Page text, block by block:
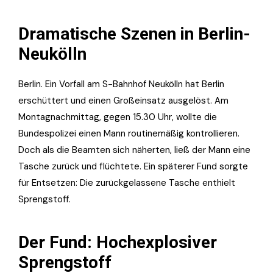
Dramatische Szenen in Berlin-
Neukölln
Berlin. Ein Vorfall am S-Bahnhof Neukölln hat Berlin
erschüttert und einen Großeinsatz ausgelöst. Am
Montagnachmittag, gegen 15.30 Uhr, wollte die
Bundespolizei einen Mann routinemäßig kontrollieren.
Doch als die Beamten sich näherten, ließ der Mann eine
Tasche zurück und flüchtete. Ein späterer Fund sorgte
für Entsetzen: Die zurückgelassene Tasche enthielt
Sprengstoff.
Der Fund: Hochexplosiver
Sprengstoff